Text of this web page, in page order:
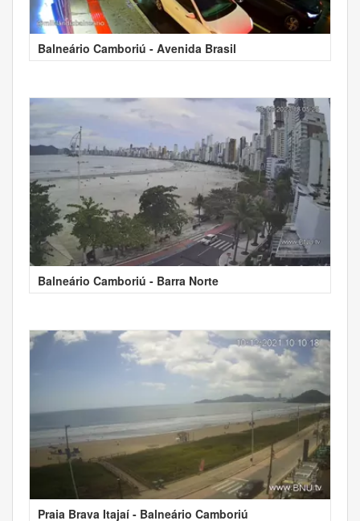
Balneário Camboriú - Avenida Brasil
Balneário Camboriú - Barra Norte
Praia Brava Itajaí - Balneário Camboriú